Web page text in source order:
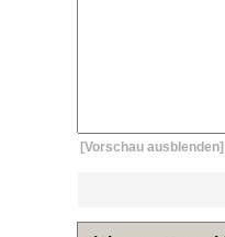
[Vorschau ausblenden]